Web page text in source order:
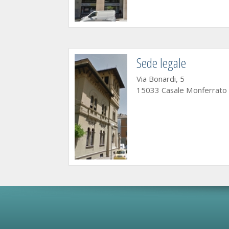
Sede legale
Via Bonardi, 5
15033 Casale Monferrato